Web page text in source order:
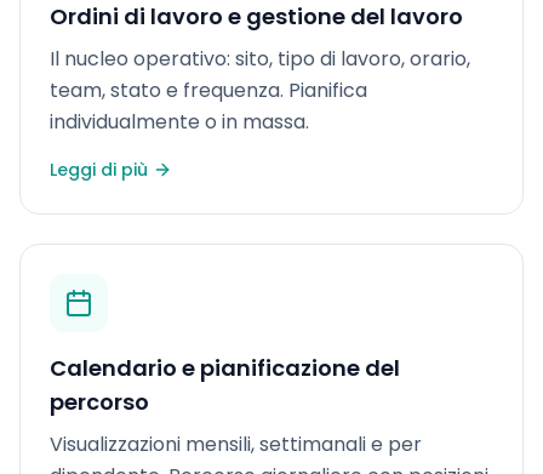
Ordini di lavoro e gestione del lavoro
Il nucleo operativo: sito, tipo di lavoro, orario,
team, stato e frequenza. Pianifica
individualmente o in massa.
Leggi di più
Calendario e pianificazione del
percorso
Visualizzazioni mensili, settimanali e per